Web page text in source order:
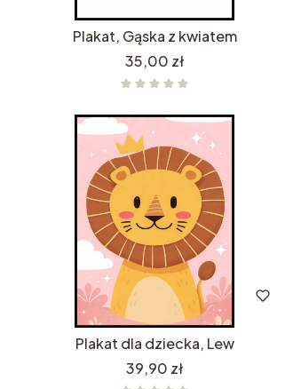
Plakat, Gąska z kwiatem
Cena
35,00 zł
Plakat dla dziecka, Lew
Cena
39,90 zł